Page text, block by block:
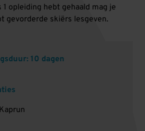
1 opleiding hebt gehaald mag je
gevorderde skiërs lesgeven.
10 dagen